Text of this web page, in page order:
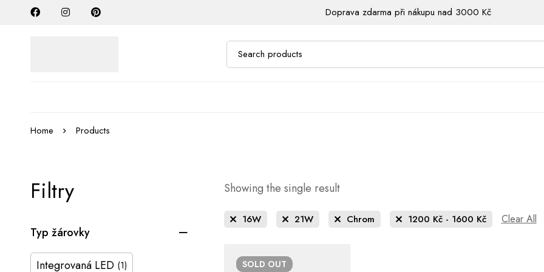
Doprava zdarma při nákupu nad 3000 Kč
Home Products
Filtry
Typ žárovky
Integrovaná LED (1)
Showing the single result
16W 21W Chrom 1200 Kč- 1600 Kč Clear All
SOLD OUT